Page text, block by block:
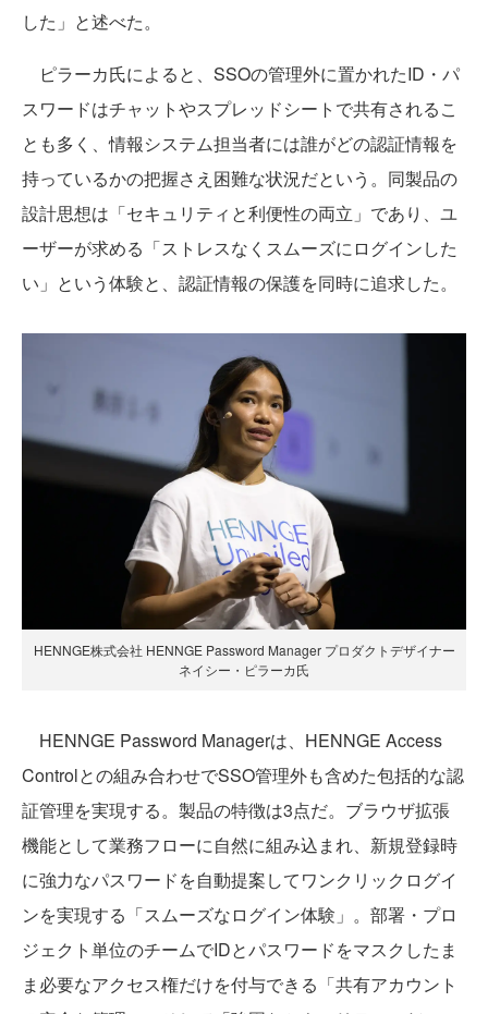
した」と述べた。
ピラーカ氏によると、SSOの管理外に置かれたID・パ
スワードはチャットやスプレッドシートで共有されるこ
とも多く、情報システム担当者には誰がどの認証情報を
持っているかの把握さえ困難な状況だという。同製品の
設計思想は「セキュリティと利便性の両立」であり、ユ
ーザーが求める「ストレスなくスムーズにログインした
い」という体験と、認証情報の保護を同時に追求した。
HENNGE株式会社 HENNGE Password Manager プロダクトデザイナー
ネイシー・ピラーカ氏
HENNGE Password Managerは、HENNGE Access
Controlとの組み合わせでSSO管理外も含めた包括的な認
証管理を実現する。製品の特徴は3点だ。ブラウザ拡張
機能として業務フローに自然に組み込まれ、新規登録時
に強力なパスワードを自動提案してワンクリックログイ
ンを実現する「スムーズなログイン体験」。部署・プロ
ジェクト単位のチームでIDとパスワードをマスクしたま
ま必要なアクセス権だけを付与できる「共有アカウント